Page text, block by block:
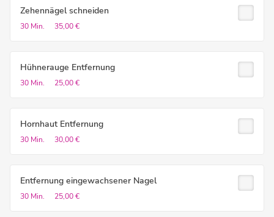
Zehennägel schneiden
30 Min. 35,00 €
Hühnerauge Entfernung
30 Min. 25,00 €
Hornhaut Entfernung
30 Min. 30,00 €
Entfernung eingewachsener Nagel
30 Min. 25,00 €